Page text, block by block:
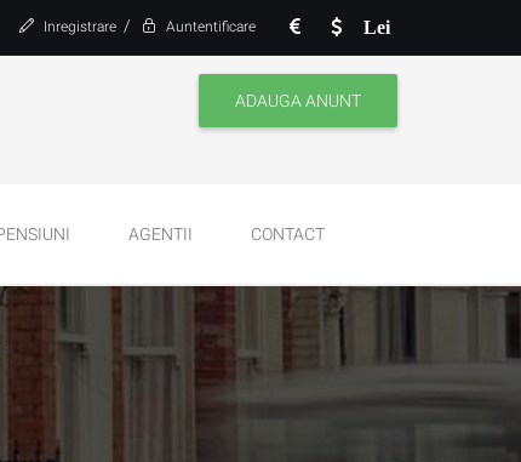
Lei
Inregistrare / Auntentificare
ADAUGA ANUNT
AGENTII CONTACT